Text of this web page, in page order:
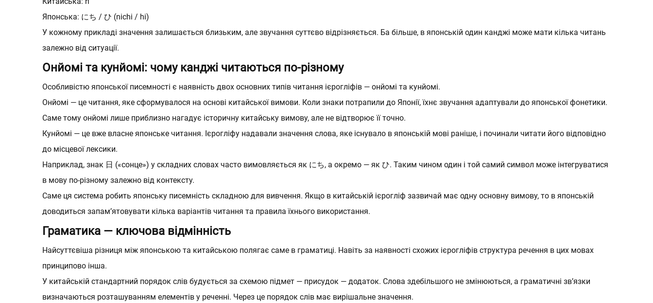
Японська: にち / ひ (nichi / hi)
У кожному прикладі значення залишається близьким, але звучання суттєво відрізняється. Ба більше, в японській один канджі може мати кілька читань
залежно від ситуації.
Онйомі та кунйомі: чому канджі читаються по-різному
Особливістю японської писемності є наявність двох основних типів читання ієрогліфів — онйомі та кунйомі.
Онйомі — це читання, яке сформувалося на основі китайської вимови. Коли знаки потрапили до Японії, їхнє звучання адаптували до японської фонетики.
Саме тому онйомі лише приблизно нагадує історичну китайську вимову, але не відтворює її точно.
Кунйомі — це вже власне японське читання. Ієрогліфу надавали значення слова, яке існувало в японській мові раніше, і починали читати його відповідно
до місцевої лексики.
Наприклад, знак 日 («сонце») у складних словах часто вимовляється як にち, а окремо — як ひ. Таким чином один і той самий символ може інтегруватися
в мову по-різному залежно від контексту.
Саме ця система робить японську писемність складною для вивчення. Якщо в китайській ієрогліф зазвичай має одну основну вимову, то в японській
доводиться запам’ятовувати кілька варіантів читання та правила їхнього використання.
Граматика — ключова відмінність
Найсуттєвіша різниця між японською та китайською полягає саме в граматиці. Навіть за наявності схожих ієрогліфів структура речення в цих мовах
принципово інша.
У китайській стандартний порядок слів будується за схемою підмет — присудок — додаток. Слова здебільшого не змінюються, а граматичні зв’язки
визначаються розташуванням елементів у реченні. Через це порядок слів має вирішальне значення.
Відправити
Відправити
Повернутися на сайт